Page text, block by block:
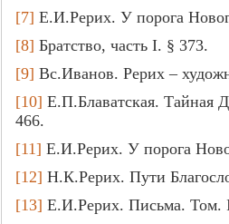
[7] Е.И.Рерих. У порога
[8] Братство, часть I. § 373.
[9] Вс.Иванов. Рерих –
[10] Е.П.Блаватская. Тайная
466.
[11] Е.И.Рерих. У порога
[12] Н.К.Рерих. Пути
[13] Е.И.Рерих. Письма. Том.